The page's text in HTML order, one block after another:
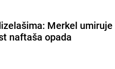
Merkel umiruje
naftaša opada